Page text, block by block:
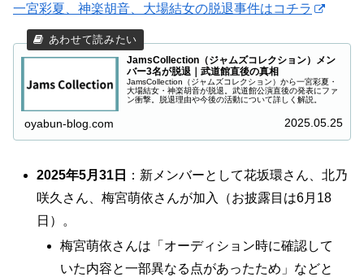
一宮彩夏、神楽胡音、大場結女の脱退事件はコチラ
JamsCollection（ジャムズコレクション）メン
バー3名が脱退｜武道館直後の真相
JamsCollection（ジャムズコレクション）から一宮彩夏・
大場結女・神楽胡音が脱退。武道館公演直後の発表にファ
ン衝撃。脱退理由や今後の活動について詳しく解説。
oyabun-blog.com 2025.05.25
2025年5月31日
：新メンバーとして花坂環さん、北乃
咲久さん、梅宮萌依さんが加入（お披露目は6月18
日）。
梅宮萌依さんは「オーディション時に確認して
いた内容と一部異なる点があったため」などと